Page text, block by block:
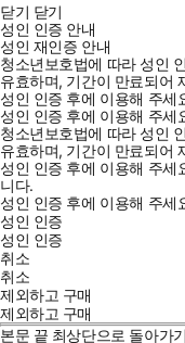
닫기 닫기
성인 인증 안내
성인 재인증 안내
청소년보호법에 따라 성인
유효하며, 기간이 만료되어
성인 인증 후에 이용해 주세
성인 인증 후에 이용해 주세
청소년보호법에 따라 성인
유효하며, 기간이 만료되어
성인 인증 후에 이용해 주세
니다.
성인 인증 후에 이용해 주세
성인 인증
성인 인증
취소
취소
제외하고 구매
제외하고 구매
본문 끝 최상단으로 돌아가기